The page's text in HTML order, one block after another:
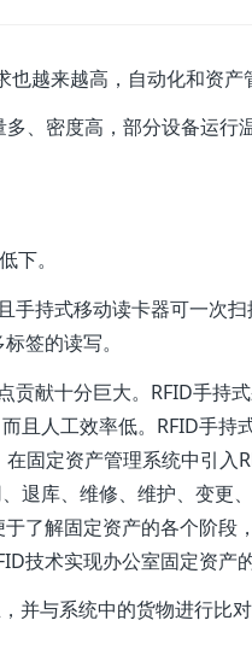
越来越高，自动化和资产
、密度高，部分设备运行
下。
持式移动读卡器可一次
签的读写。
贡献十分巨大。RFID手持
且人工效率低。RFID手持
固定资产管理系统中引入
退库、维修、维护、变更
了解固定资产的各个阶段
技术实现办公室固定资产
与系统中的货物进行比对